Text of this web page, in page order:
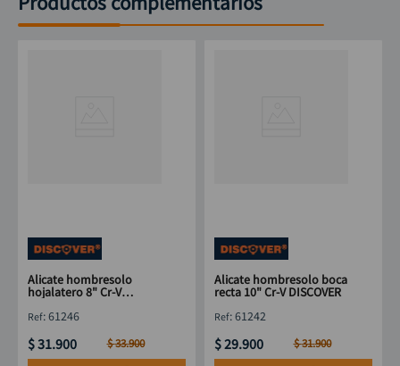
Alicate hombresolo
hojalatero 8" Cr-V
:61246
$31.900 $33.900
Alicate hombresolo boca
recta 10" Cr-V DISCOVER
:61242
$29.900 $31.900